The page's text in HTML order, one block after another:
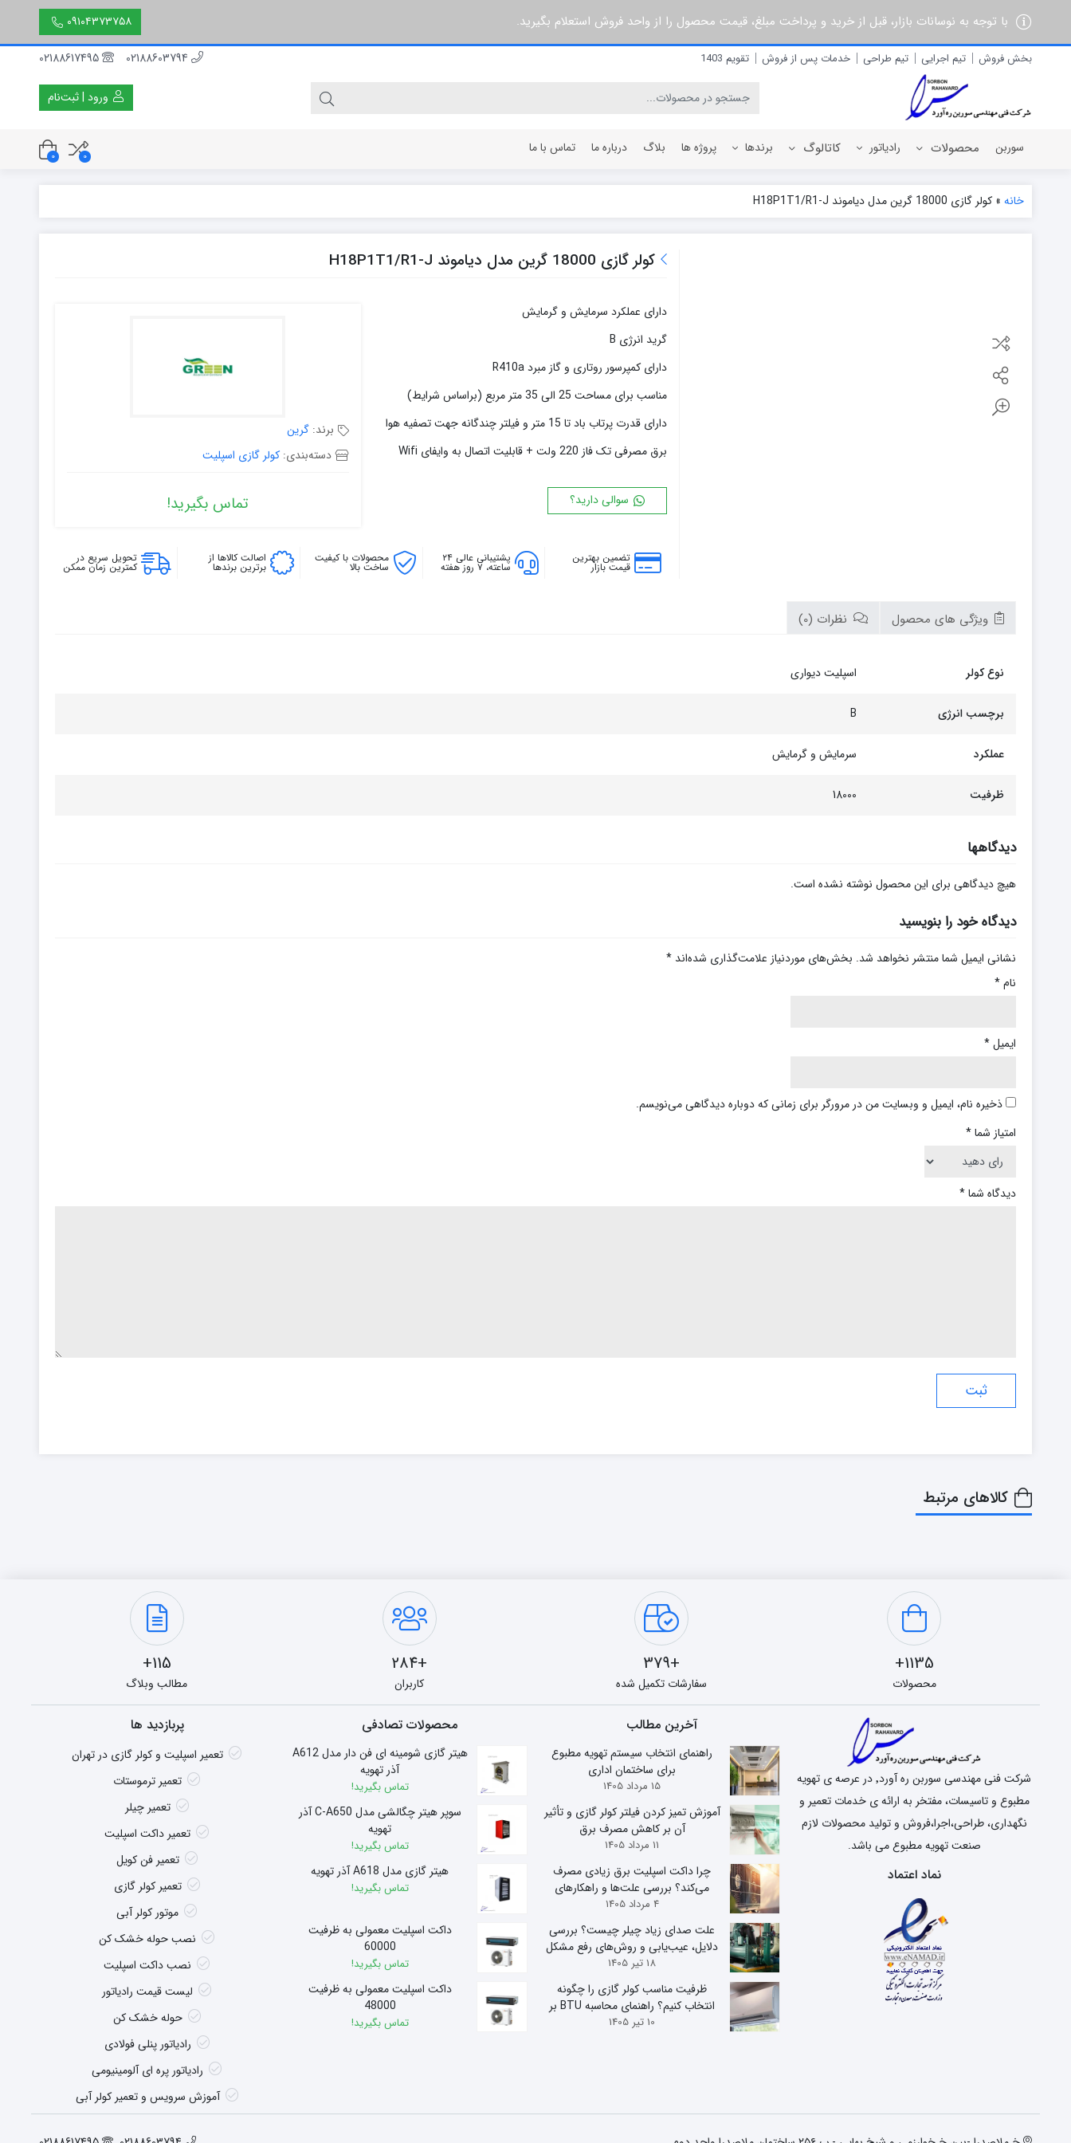
با توجه به نوسانات بازار، قبل از خرید و پرداخت مبلغ، قیمت محصول را از واحد فروش استعلام بگیرید. ۰۹۱۰۴۳۷۳۷۵۸
بخش فروش تیم اجرایی تیم طراحی خدمات پس از فروش تقویم 1403 02188617495
ورود | ثبت‌نام
سوربن محصولات رادیاتور
۵ پره
۷ پره
۱۰ پره
۱۲ پره
۱۸ پره
۲۰ پره
۶۴ سانتی متر
۱۶۰ سانتی متر
۱۸۰ سانتی متر
۲۰۰ سانتی متر
کاتالوگ برندها پروژه ها بلاگ درباره ما تماس با ما 0
0
خانه» کولر گازی 18000 گرین مدل دیاموند H18P1T1/R1-J
کولر گازی 18000 گرین مدل دیاموند H18P1T1/R1-J
دارای عملکرد سرمایش و گرمایش
گرید انرژی B
دارای کمپرسور روتاری و گاز مبرد R410a
مناسب برای مساحت 25 الی 35 متر مربع (براساس شرایط)
دارای قدرت پرتاب باد تا 15 متر و فیلتر چندگانه جهت تصفیه هوا
برق مصرفی تک فاز 220 ولت + قابلیت اتصال به وایفای Wifi
سوالی دارید؟
برند:گرین
دسته‌بندی:کولر گازی اسپلیت
تماس بگیرید!
تضمین بهترین
قیمت بازار
پشتیبانی عالی ۲۴
ساعته، ۷ روز هفته
محصولات با کیفیت
ساخت بالا
اصالت کالاها از
برترین برندها
تحویل سریع در
کمترین زمان ممکن
ویژگی های محصول نظرات (0)
نوع کولر اسپلیت دیواری
برچسب انرژی B
عملکرد سرمایش و گرمایش
ظرفیت 18000
دیدگاهها
هیچ دیدگاهی برای این محصول نوشته نشده است.
دیدگاه خود را بنویسید
نشانی ایمیل شما منتشر نخواهد شد. بخش‌های موردنیاز علامت‌گذاری شده‌اند *
نام*
ایمیل*
ذخیره نام، ایمیل و وبسایت من در مرورگر برای زمانی که دوباره دیدگاهی می‌نویسم.
امتیاز شما*
دیدگاه شما*
کالاهای مرتبط
1135+
محصولات
+379
سفارشات تکمیل شده
+284
کاربران
115+
مطالب وبلاگ
شرکت فنی مهندسی سوربن ره آورد٬ در عرصه ی تهویه
مطبوع و تاسیسات، مفتخر به ارائه ی خدمات تعمیر و
نگهداری، طراحی،اجرا،فروش و تولید محصولات لازم
صنعت تهویه مطبوع می باشد.
نماد اعتماد
آخرین مطالب
راهنمای انتخاب سیستم تهویه مطبوع
برای ساختمان اداری
15 مرداد 1405
آموزش تمیز کردن فیلتر کولر گازی و تأثیر
آن بر کاهش مصرف برق
11 مرداد 1405
چرا داکت اسپلیت برق زیادی مصرف
می‌کند؟ بررسی علت‌ها و راهکارهای
کاهش مصرف
4 مرداد 1405
علت صدای زیاد چیلر چیست؟ بررسی
دلایل، عیب‌یابی و روش‌های رفع مشکل
18 تیر 1405
ظرفیت مناسب کولر گازی را چگونه
انتخاب کنیم؟ راهنمای محاسبه BTU بر
اساس متراژ
10 تیر 1405
محصولات تصادفی
هیتر گازی شومینه ای فن دار مدل A612
آذر تهویه
تماس بگیرید!
سوپر هیتر چگالشی مدل C-A650 آذر
تهویه
تماس بگیرید!
هیتر گازی مدل A618 آذر تهویه
تماس بگیرید!
داکت اسپلیت معمولی به ظرفیت
60000
تماس بگیرید!
داکت اسپلیت معمولی به ظرفیت
48000
تماس بگیرید!
پربازدید ها
تعمیر اسپلیت و کولر گازی در تهران
تعمیر ترموستات
تعمیر چیلر
تعمیر داکت اسپلیت
تعمیر فن کویل
تعمیر کولر گازی
موتور کولر آبی
نصب حوله خشک کن
نصب داکت اسپلیت
لیست قیمت رادیاتور
حوله خشک کن
رادیاتور پنلی فولادی
رادیاتور پره ای آلومینیومی
آموزش سرویس و تعمیر کولر آبی